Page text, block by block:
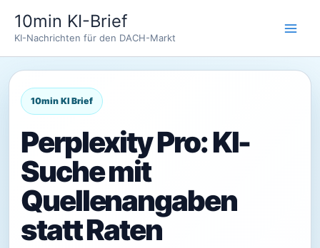
Inhalt
springen
10min KI-Brief
KI-Nachrichten für den DACH-Markt
Perplexity Pro: KI-
Suche mit
Quellenangaben
statt Raten